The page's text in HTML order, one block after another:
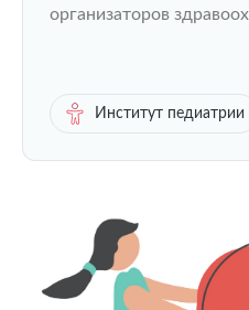
организаторов
Институт педиатрии